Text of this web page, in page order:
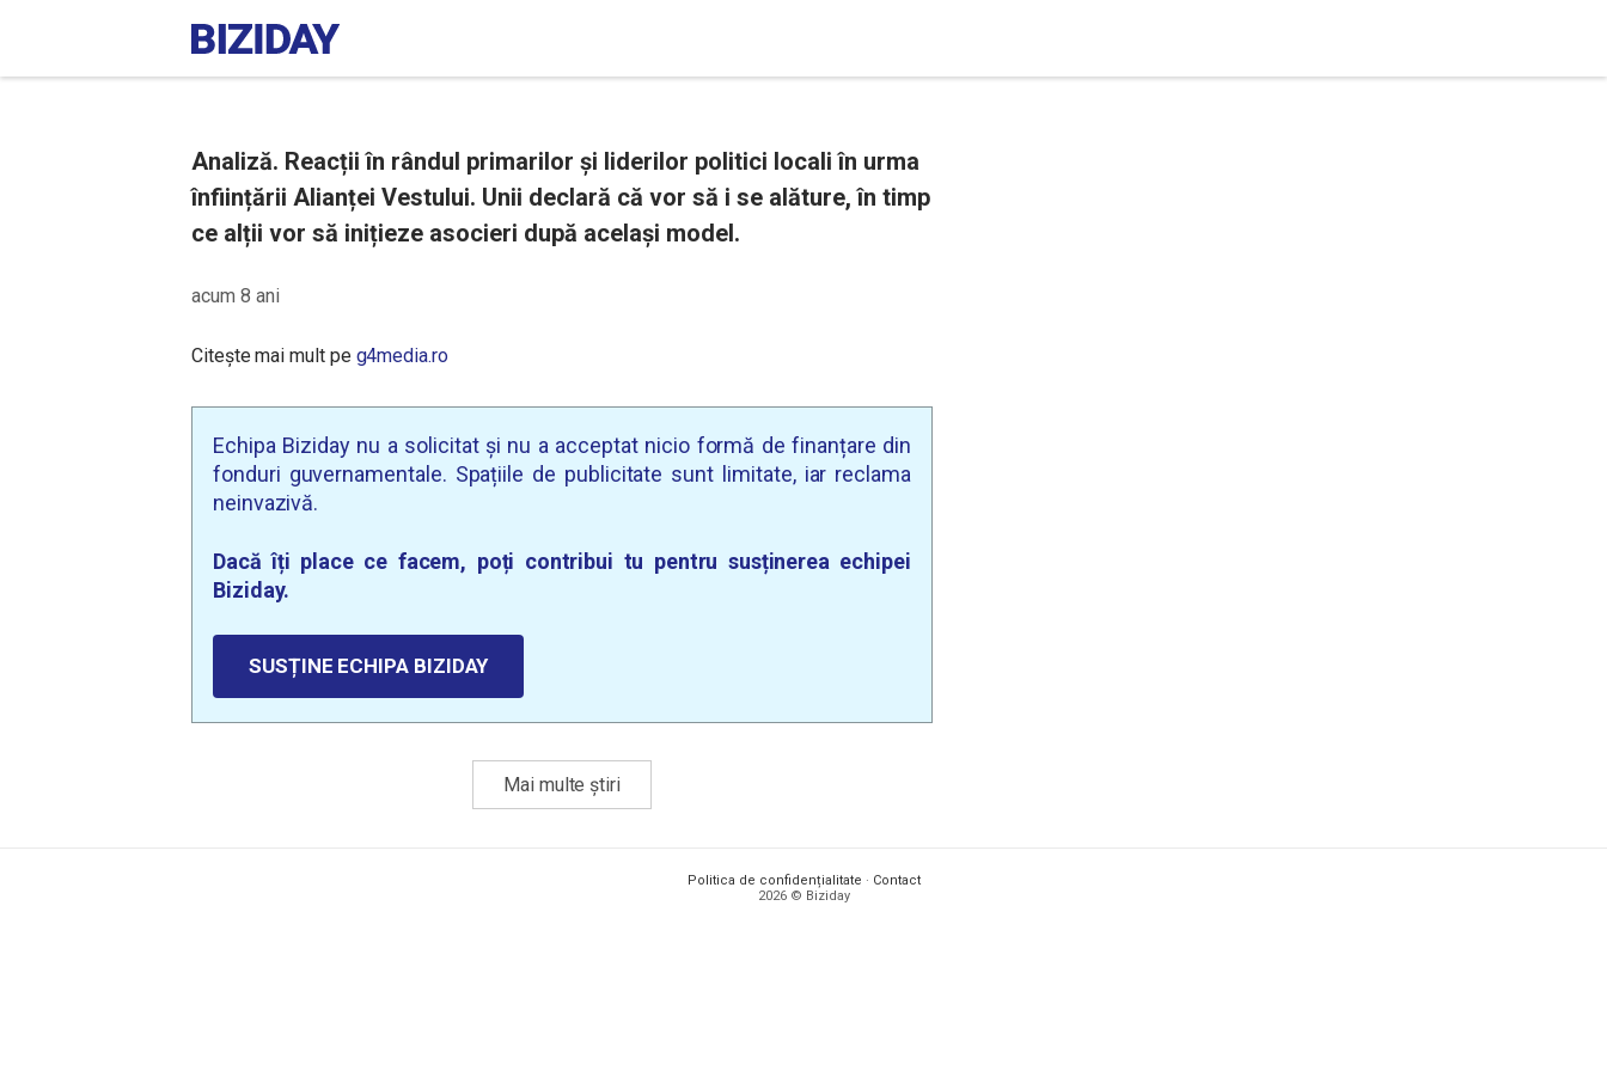
Analiză. Reacții în rândul primarilor și liderilor politici locali în urma
înființării Alianței Vestului. Unii declară că vor să i se alăture, în timp
ce alții vor să inițieze asocieri după același model.
acum 8 ani
Citește mai mult pe g4media.ro
Echipa Biziday nu a solicitat și nu a acceptat nicio formă de finanțare din
fonduri guvernamentale. Spațiile de publicitate sunt limitate, iar reclama
neinvazivă.
Dacă îți place ce facem, poți contribui tu pentru susținerea echipei
Biziday.
SUSȚINE ECHIPA BIZIDAY
Mai multe știri
Politica de confidențialitate · Contact
2026 © Biziday